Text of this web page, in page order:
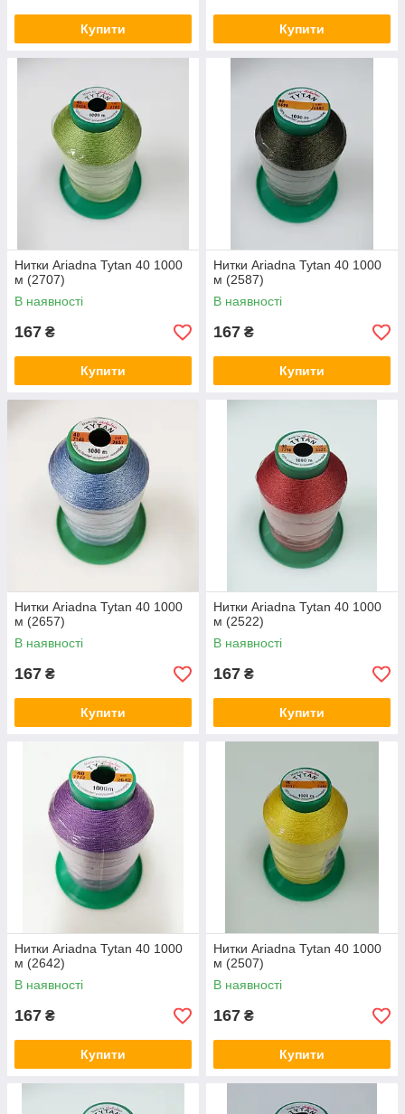
Купити Купити
Нитки Ariadna Tytan 40 1000
м (2707)
В наявності
167 ₴
Купити
Нитки Ariadna Tytan 40 1000
м (2587)
В наявності
167 ₴
Купити
Нитки Ariadna Tytan 40 1000
м (2657)
В наявності
167 ₴
Купити
Нитки Ariadna Tytan 40 1000
м (2522)
В наявності
167 ₴
Купити
Нитки Ariadna Tytan 40 1000
м (2642)
В наявності
167 ₴
Купити
Нитки Ariadna Tytan 40 1000
м (2507)
В наявності
167 ₴
Купити